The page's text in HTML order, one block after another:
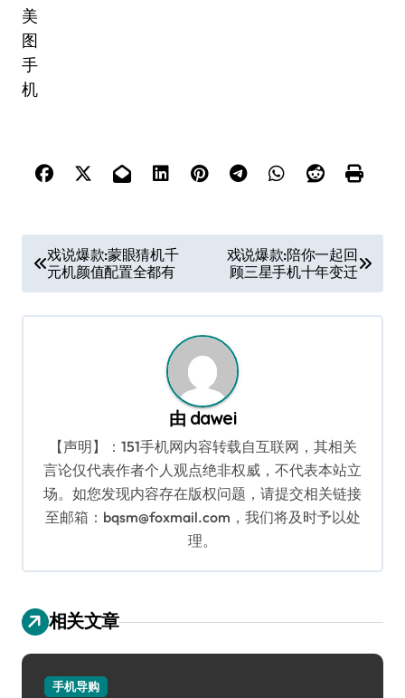
章
导
戏说爆款:蒙眼猜机千
元机颜值配置全都有
戏说爆款:陪你一起回
顾三星手机十年变迁
由 dawei
【声明】：151手机网内容转载自互联网，其相关
言论仅代表作者个人观点绝非权威，不代表本站立
场。如您发现内容存在版权问题，请提交相关链接
至邮箱：bqsm@foxmail.com，我们将及时予以处
理。
相关文章
手机导购